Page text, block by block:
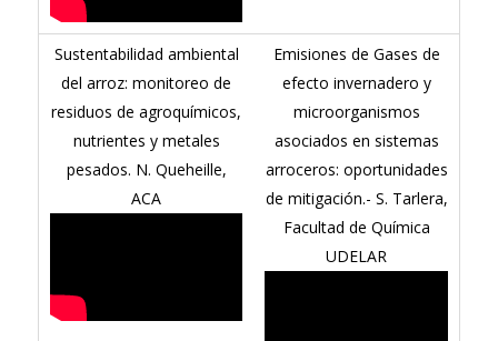
Sustentabilidad ambiental
del arroz: monitoreo de
residuos de agroquímicos,
nutrientes y metales
pesados. N. Queheille,
ACA
Emisiones de Gases de
efecto invernadero y
microorganismos
asociados en sistemas
arroceros: oportunidades
de mitigación.- S. Tarlera,
Facultad de Química
UDELAR